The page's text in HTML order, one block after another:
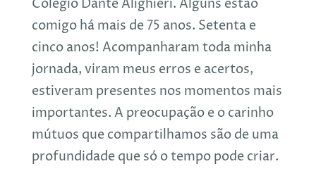
Colégio Dante Alighieri. Alguns estão
comigo há mais de 75 anos. Setenta e
cinco anos! Acompanharam toda minha
jornada, viram meus erros e acertos,
estiveram presentes nos momentos mais
importantes. A preocupação e o carinho
mútuos que compartilhamos são de uma
profundidade que só o tempo pode criar.